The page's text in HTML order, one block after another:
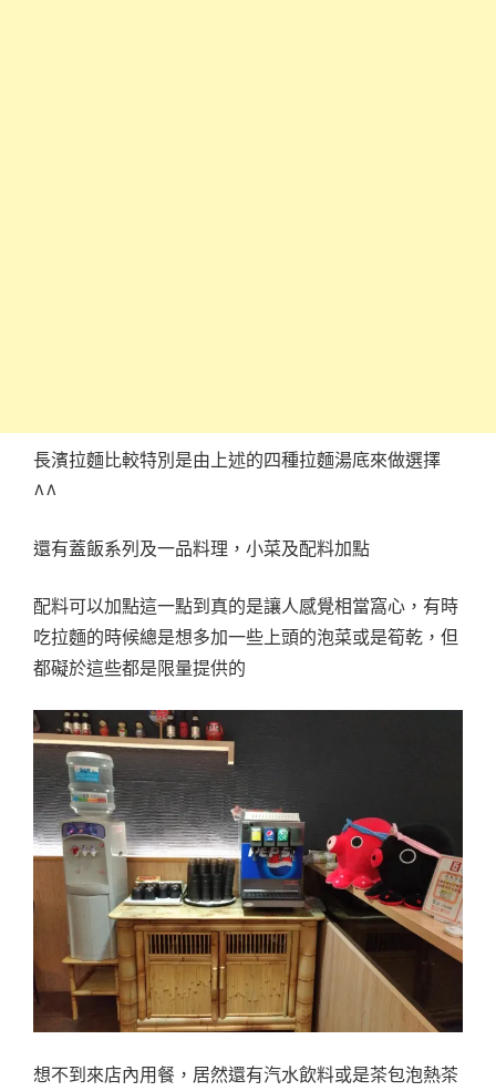
長濱拉麵比較特別是由上述的四種拉麵湯底來做選擇
^^
還有蓋飯系列及一品料理，小菜及配料加點
配料可以加點這一點到真的是讓人感覺相當窩心，有時
吃拉麵的時候總是想多加一些上頭的泡菜或是筍乾，但
都礙於這些都是限量提供的
想不到來店內用餐，居然還有汽水飲料或是茶包泡熱茶